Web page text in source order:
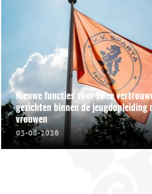
Nieuwe functies voor twee
gezichten binnen de jeugdopleiding
vrouwen
03-08-2026